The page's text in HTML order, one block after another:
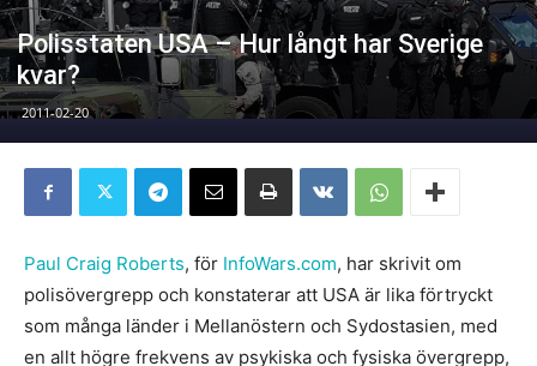
Polisstaten USA – Hur långt har Sverige
kvar?
2011-02-20
Paul Craig Roberts, för InfoWars.com, har skrivit om
polisövergrepp och konstaterar att USA är lika förtryckt
som många länder i Mellanöstern och Sydostasien, med
en allt högre frekvens av psykiska och fysiska övergrepp,